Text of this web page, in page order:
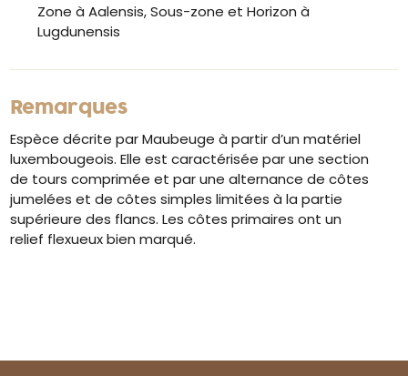
Zone à Aalensis, Sous-zone et Horizon à
Lugdunensis
Remarques
Espèce décrite par Maubeuge à partir d’un matériel
luxembougeois. Elle est caractérisée par une section
de tours comprimée et par une alternance de côtes
jumelées et de côtes simples limitées à la partie
supérieure des flancs. Les côtes primaires ont un
relief flexueux bien marqué.